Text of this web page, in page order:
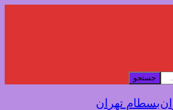
جستجو
بسطام تهران